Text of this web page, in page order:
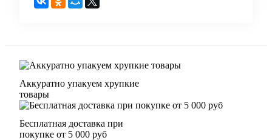
Аккуратно упакуем хрупкие
товары
Бесплатная доставка при
покупке от 5 000 руб